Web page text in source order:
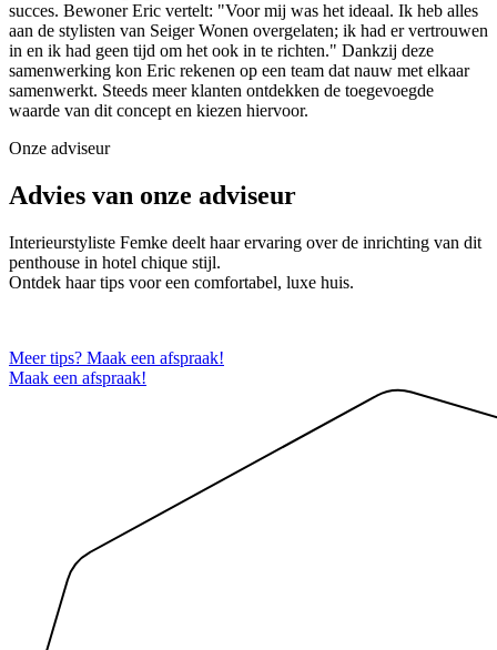
succes. Bewoner Eric vertelt: "Voor mij was het ideaal. Ik heb alles
aan de stylisten van Seiger Wonen overgelaten; ik had er vertrouwen
in en ik had geen tijd om het ook in te richten." Dankzij deze
samenwerking kon Eric rekenen op een team dat nauw met elkaar
samenwerkt. Steeds meer klanten ontdekken de toegevoegde
waarde van dit concept en kiezen hiervoor.
Onze adviseur
Advies van onze adviseur
Interieurstyliste Femke deelt haar ervaring over de inrichting van dit
penthouse in hotel chique stijl.
Ontdek haar tips voor een comfortabel, luxe huis.
Meer tips? Maak een afspraak!
Maak een afspraak!